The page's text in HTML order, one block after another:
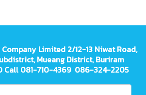
Company Limited 2/12-13 Niwat Road,
Mueang District, Buriram
Call 081-710-4369 086-324-2205